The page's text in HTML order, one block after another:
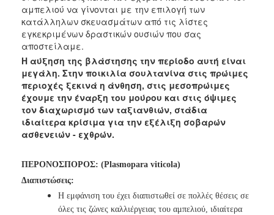
ΤΟΠΟΣ
ΠΟΛΙΤΙΣΜΟΣ
ΑΝΘΕΚΤΙΚΗ
ΠΟΛΗ
αμπελιού να γίνονται με την επιλογή των
κατάλληλων σκευασμάτων από τις λίστες
εγκεκριμένων δραστικών ουσιών που σας
αποστείλαμε.
Η αύξηση της βλάστησης την περίοδο αυτή είναι
μεγάλη. Στην ποικιλία σουλτανίνα στις πρώιμες
περιοχές ξεκινά η άνθηση, στις μεσοπρώιμες
έχουμε την έναρξη του μούρου και στις όψιμες
τον διαχωρισμό των ταξιανθιών, στάδια
ιδιαίτερα κρίσιμα για την εξέλιξη σοβαρών
ασθενειών - εχθρών.
ΠΕΡΟΝΟΣΠΟΡΟΣ: (Plasmopara viticola)
Διαπιστώσεις:
Η εμφάνιση του έχει διαπιστωθεί σε πολλές θέσεις σε
όλες τις ζώνες καλλιέργειας του αμπελιού, ιδιαίτερα